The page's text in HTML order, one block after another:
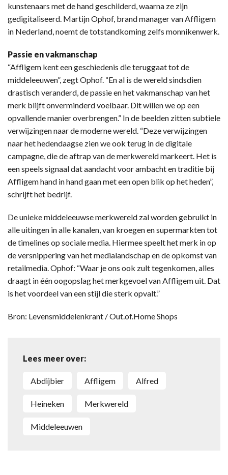
kunstenaars met de hand geschilderd, waarna ze zijn
gedigitaliseerd. Martijn Ophof, brand manager van Affligem
in Nederland, noemt de totstandkoming zelfs monnikenwerk.
Passie en vakmanschap
“Affligem kent een geschiedenis die teruggaat tot de
middeleeuwen”, zegt Ophof. “En al is de wereld sindsdien
drastisch veranderd, de passie en het vakmanschap van het
merk blijft onverminderd voelbaar. Dit willen we op een
opvallende manier overbrengen.” In de beelden zitten subtiele
verwijzingen naar de moderne wereld. “Deze verwijzingen
naar het hedendaagse zien we ook terug in de digitale
campagne, die de aftrap van de merkwereld markeert. Het is
een speels signaal dat aandacht voor ambacht en traditie bij
Affligem hand in hand gaan met een open blik op het heden”,
schrijft het bedrijf.
De unieke middeleeuwse merkwereld zal worden gebruikt in
alle uitingen in alle kanalen, van kroegen en supermarkten tot
de timelines op sociale media. Hiermee speelt het merk in op
de versnippering van het medialandschap en de opkomst van
retailmedia. Ophof: “Waar je ons ook zult tegenkomen, alles
draagt in één oogopslag het merkgevoel van Affligem uit. Dat
is het voordeel van een stijl die sterk opvalt.”
Bron: Levensmiddelenkrant / Out.of.Home Shops
Lees meer over:
abdijbier Affligem Alfred
Heineken merkwereld
middeleeuwen